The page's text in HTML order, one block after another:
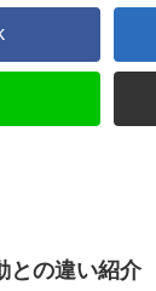
との違い紹介